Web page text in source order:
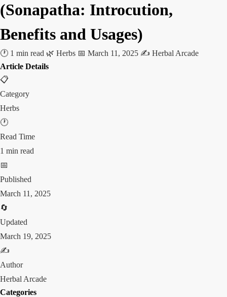
(Sonapatha: Introcution,
Benefits and Usages)
🕐 1 min read 🌿 Herbs 📅 March 11, 2025 ✍️ Herbal Arcade
Article Details
📋
Category
Herbs
🕐
Read Time
1 min read
📅
Published
March 11, 2025
🔄
Updated
March 19, 2025
✍️
Author
Herbal Arcade
Categories